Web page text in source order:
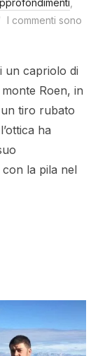
I commenti sono
un capriolo di
Roen, in
tiro rubato
ha
la pila nel